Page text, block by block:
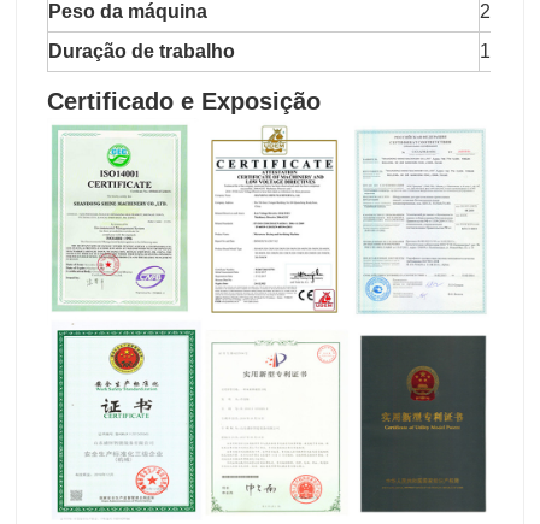
Peso da máquina
Duração de trabalho
Certificado e Exposição